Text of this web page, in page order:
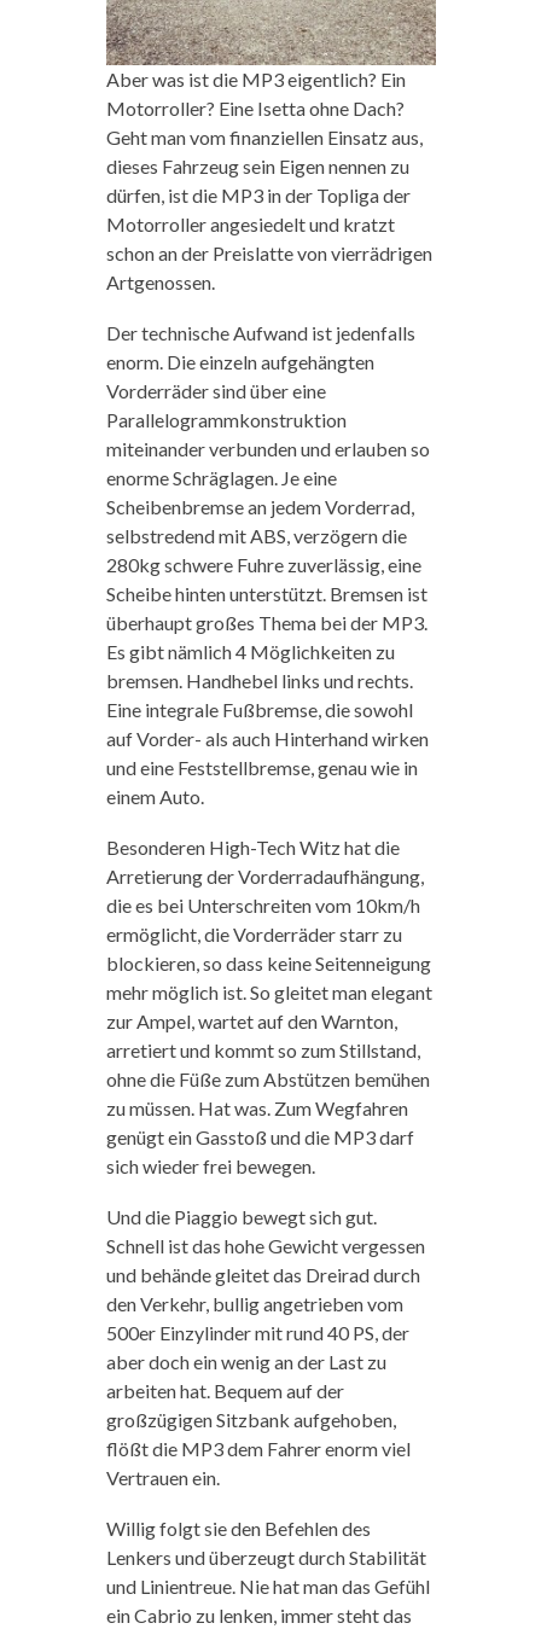
Aber was ist die MP3 eigentlich? Ein
Motorroller? Eine Isetta ohne Dach?
Geht man vom finanziellen Einsatz aus,
dieses Fahrzeug sein Eigen nennen zu
dürfen, ist die MP3 in der Topliga der
Motorroller angesiedelt und kratzt
schon an der Preislatte von vierrädrigen
Artgenossen.
Der technische Aufwand ist jedenfalls
enorm. Die einzeln aufgehängten
Vorderräder sind über eine
Parallelogrammkonstruktion
miteinander verbunden und erlauben so
enorme Schräglagen. Je eine
Scheibenbremse an jedem Vorderrad,
selbstredend mit ABS, verzögern die
280kg schwere Fuhre zuverlässig, eine
Scheibe hinten unterstützt. Bremsen ist
überhaupt großes Thema bei der MP3.
Es gibt nämlich 4 Möglichkeiten zu
bremsen. Handhebel links und rechts.
Eine integrale Fußbremse, die sowohl
auf Vorder- als auch Hinterhand wirken
und eine Feststellbremse, genau wie in
einem Auto.
Besonderen High-Tech Witz hat die
Arretierung der Vorderradaufhängung,
die es bei Unterschreiten vom 10km/h
ermöglicht, die Vorderräder starr zu
blockieren, so dass keine Seitenneigung
mehr möglich ist. So gleitet man elegant
zur Ampel, wartet auf den Warnton,
arretiert und kommt so zum Stillstand,
ohne die Füße zum Abstützen bemühen
zu müssen. Hat was. Zum Wegfahren
genügt ein Gasstoß und die MP3 darf
sich wieder frei bewegen.
Und die Piaggio bewegt sich gut.
Schnell ist das hohe Gewicht vergessen
und behände gleitet das Dreirad durch
den Verkehr, bullig angetrieben vom
500er Einzylinder mit rund 40 PS, der
aber doch ein wenig an der Last zu
arbeiten hat. Bequem auf der
großzügigen Sitzbank aufgehoben,
flößt die MP3 dem Fahrer enorm viel
Vertrauen ein.
Willig folgt sie den Befehlen des
Lenkers und überzeugt durch Stabilität
und Linientreue. Nie hat man das Gefühl
ein Cabrio zu lenken, immer steht das